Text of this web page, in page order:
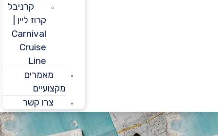
קרניבל
קרוז ליין |
Carnival
Cruise
מאמרים
מקצועיים
צרו קשר